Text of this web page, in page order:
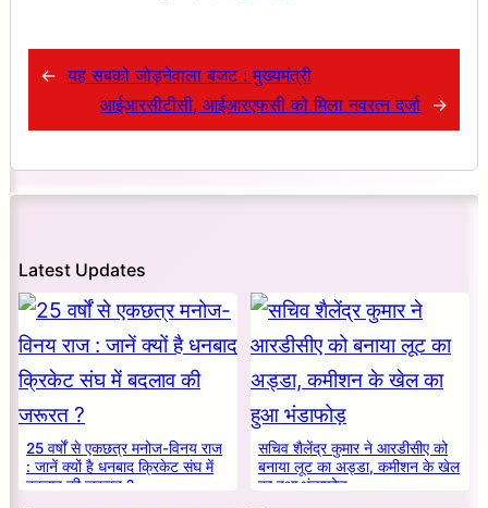
← यह सबको जोड़नेवाला बजट : मुख्यमंत्री
आईआरसीटीसी, आईआरएफसी को मिला नवरत्न दर्जा →
Latest Updates
25 वर्षों से एकछत्र मनोज-विनय राज
: जानें क्यों है धनबाद क्रिकेट संघ में
बदलाव की जरूरत ?
सचिव शैलेंद्र कुमार ने आरडीसीए को
बनाया लूट का अड्डा, कमीशन के खेल
का हुआ भंडाफोड़